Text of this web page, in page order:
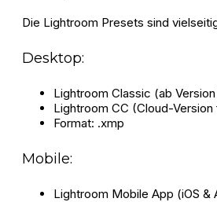
Die Lightroom Presets sind
Desktop:
Lightroom Classic (ab Version
Lightroom CC (Cloud-
Format: .xmp
Mobile:
Lightroom Mobile App (iOS &